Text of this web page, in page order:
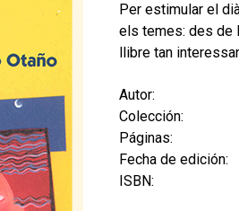
Per estimular el
els temes: des de
llibre tan
Autor:
Colección:
Páginas:
Fecha de edición:
ISBN: